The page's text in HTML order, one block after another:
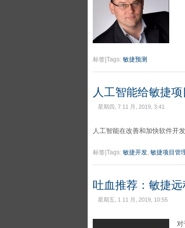
标签|Tags: 敏捷预测
人工智能给敏捷
星期四, 7 11 月, 2019, 3:41
人工智能在改善和加快软件开
标签|Tags: 敏捷开发, 敏捷项目管
吐血推荐：敏捷
星期五, 1 11 月, 2019, 10:55
对